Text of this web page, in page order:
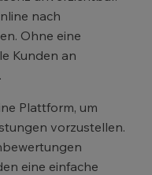
nach
Ohne eine
Kunden an
Plattform, um
vorzustellen.
eine einfache